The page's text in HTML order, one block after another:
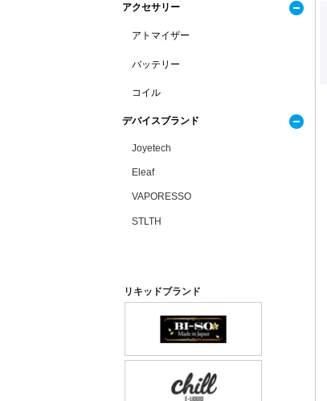
アクセサリー
アトマイザー
バッテリー
コイル
デバイスブランド
Joyetech
Eleaf
VAPORESSO
STLTH
リキッドブランド